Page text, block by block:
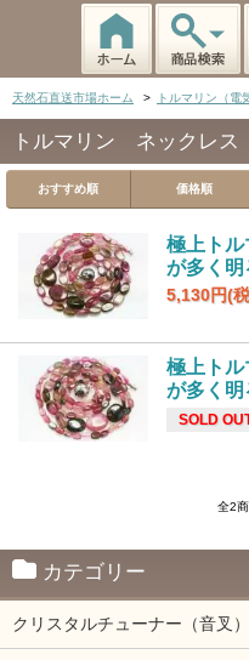
天然石直送市場ホーム > トルマリン（電
トルマリン ネックレス
おすすめ順 価格順
極上トル
が多く明
5,130円(
極上トル
が多く明
SOLD
全2
カテゴリー
クリスタルチューナー（音叉）